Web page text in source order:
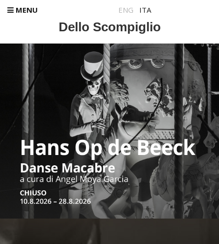
MENU ENG ITA
Dello Scompiglio